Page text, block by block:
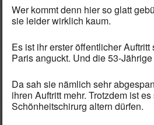
Wer kommt denn hier so glatt
sie leider wirklich kaum.
Es ist ihr erster öffentlicher
Paris anguckt. Und die 53-
Da sah sie nämlich sehr
ihren Auftritt mehr. Trotzdem ist
Schönheitschirurg altern dürfen.